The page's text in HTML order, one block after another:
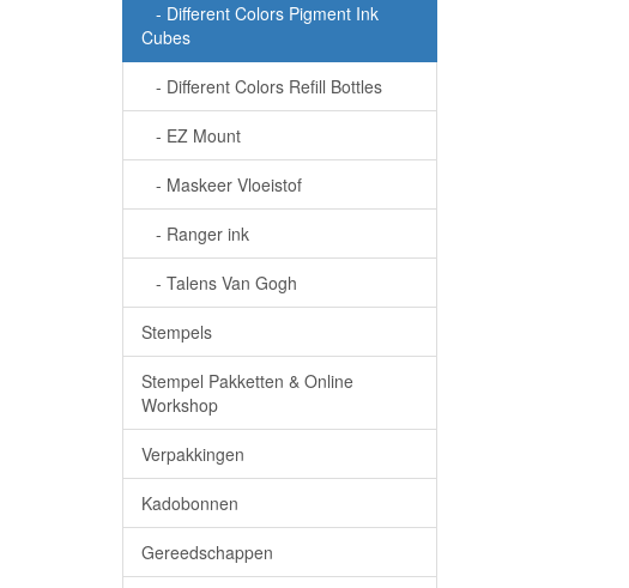
- Different Colors Pigment Ink
Cubes
- Different Colors Refill Bottles
- EZ Mount
- Maskeer Vloeistof
- Ranger ink
- Talens Van Gogh
Stempels
Stempel Pakketten & Online
Workshop
Verpakkingen
Kadobonnen
Gereedschappen